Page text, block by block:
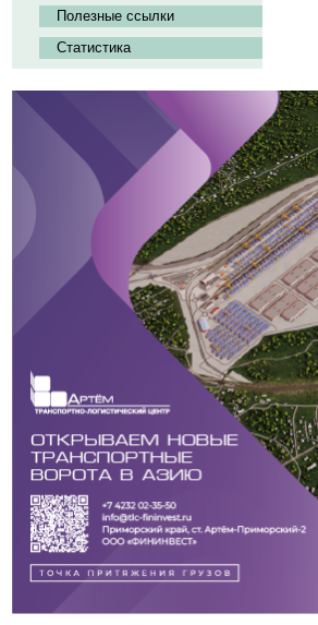
Полезные ссылки
Статистика